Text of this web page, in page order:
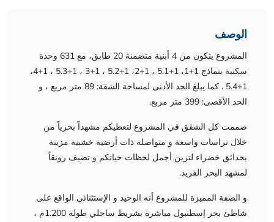
الوصف
المشروع يتكون من 4 أبنية متضمنة 20 طابق، مع 631 وحدة
سكنية بنماذج 1+1، 1+5.1 ، 1+2، 1+5.2 ، 1+3 ، 1+5.3 ، 1+4،
1+5.4 . كما يبلغ الحد الأدنى لمساحة الشقة: 89 متر مربع ، و
الحد الأقصى: 399 متر مربع.
صممت كل الشقق في المشروع لتعطيكم مشهداً بحرياً من
خلال تراسات واسعة و متواصلة ذات أرضية خشبية مزينة
بحدائق خضراء لتزين أجمل لحظات حياتكم و تضيف رونقاً
لمشهد البحر الفريد.
و الصفة المميزة للمشروع أنه الوحيد و الإستثنائي الواقع على
شاطئ بحر إسطنبول مباشرة بشريط ساحلي طوله 1.200م ،